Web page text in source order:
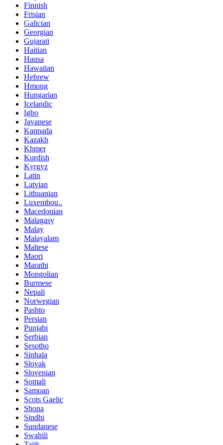
Finnish
Frisian
Galician
Georgian
Gujarati
Haitian
Hausa
Hawaiian
Hebrew
Hmong
Hungarian
Icelandic
Igbo
Javanese
Kannada
Kazakh
Khmer
Kurdish
Kyrgyz
Latin
Latvian
Lithuanian
Luxembou..
Macedonian
Malagasy
Malay
Malayalam
Maltese
Maori
Marathi
Mongolian
Burmese
Nepali
Norwegian
Pashto
Persian
Punjabi
Serbian
Sesotho
Sinhala
Slovak
Slovenian
Somali
Samoan
Scots Gaelic
Shona
Sindhi
Sundanese
Swahili